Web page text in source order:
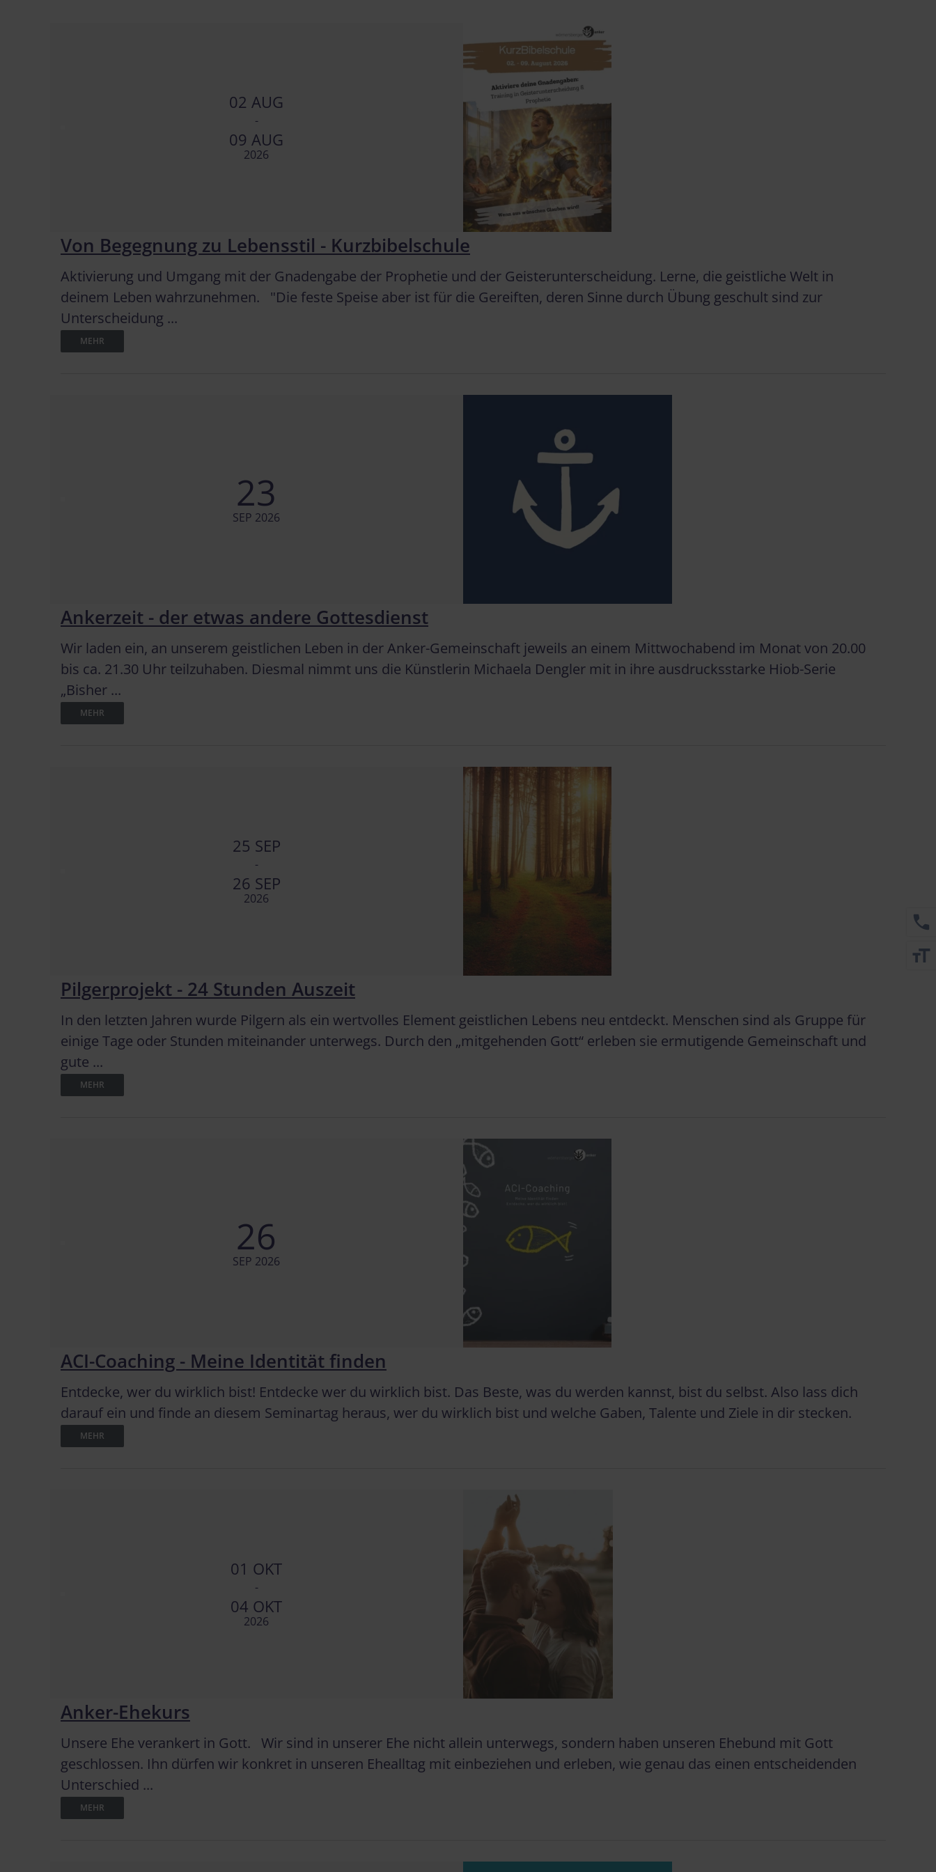
02 AUG
-
09 AUG
2026
Von Begegnung zu Lebensstil - Kurzbibelschule
Aktivierung und Umgang mit der Gnadengabe der Prophetie und der Geisterunterscheidung. Lerne, die geistliche Welt in
deinem Leben wahrzunehmen. "Die feste Speise aber ist für die Gereiften, deren Sinne durch Übung geschult sind zur
Unterscheidung ...
MEHR
23
SEP 2026
Ankerzeit - der etwas andere Gottesdienst
Wir laden ein, an unserem geistlichen Leben in der Anker-Gemeinschaft jeweils an einem Mittwochabend im Monat von 20.00
bis ca. 21.30 Uhr teilzuhaben. Diesmal nimmt uns die Künstlerin Michaela Dengler mit in ihre ausdrucksstarke Hiob-Serie
„Bisher ...
MEHR
25 SEP
-
26 SEP
2026
Pilgerprojekt - 24 Stunden Auszeit
In den letzten Jahren wurde Pilgern als ein wertvolles Element geistlichen Lebens neu entdeckt. Menschen sind als Gruppe für
einige Tage oder Stunden miteinander unterwegs. Durch den „mitgehenden Gott“ erleben sie ermutigende Gemeinschaft und
gute ...
MEHR
26
SEP 2026
ACI-Coaching - Meine Identität finden
Entdecke, wer du wirklich bist! Entdecke wer du wirklich bist. Das Beste, was du werden kannst, bist du selbst. Also lass dich
darauf ein und finde an diesem Seminartag heraus, wer du wirklich bist und welche Gaben, Talente und Ziele in dir stecken.
MEHR
01 OKT
-
04 OKT
2026
Anker-Ehekurs
Unsere Ehe verankert in Gott. Wir sind in unserer Ehe nicht allein unterwegs, sondern haben unseren Ehebund mit Gott
geschlossen. Ihn dürfen wir konkret in unseren Ehealltag mit einbeziehen und erleben, wie genau das einen entscheidenden
Unterschied ...
MEHR
call
format_size